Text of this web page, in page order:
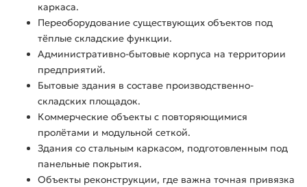
каркаса.
Переоборудование существующих объектов под
тёплые складские функции.
Административно-бытовые корпуса на территории
предприятий.
Бытовые здания в составе производственно-
складских площадок.
Коммерческие объекты с повторяющимися
пролётами и модульной сеткой.
Здания со стальным каркасом, подготовленным под
панельные покрытия.
Объекты реконструкции, где важна точная привязка